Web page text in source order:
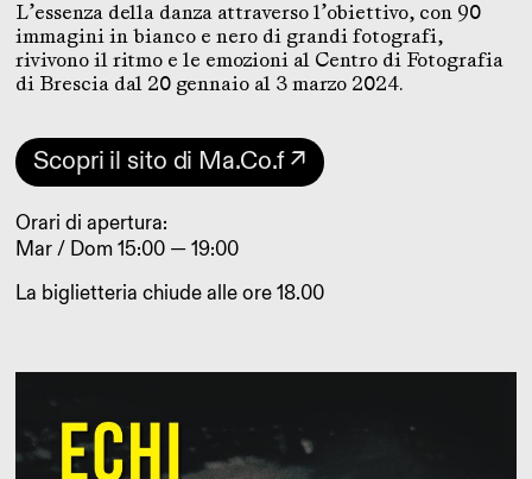
L’essenza della danza attraverso l’obiettivo, con 90
immagini in bianco e nero di grandi fotografi,
rivivono il ritmo e le emozioni al Centro di Fotografia
di Brescia dal 20 gennaio al 3 marzo 2024.
Scopri il sito di Ma.Co.f ↗
Orari di apertura:
Mar / Dom 15:00 — 19:00
La biglietteria chiude alle ore 18.00